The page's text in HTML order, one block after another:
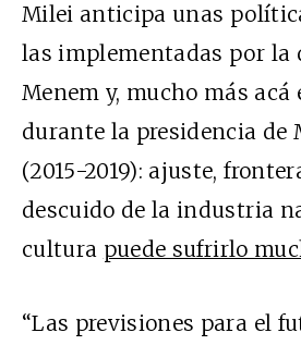
Milei anticipa unas
las implementadas por la
Menem y, mucho más acá
durante la presidencia de
(2015-2019): ajuste,
descuido de la industria
cultura puede sufrirlo
“Las previsiones para el